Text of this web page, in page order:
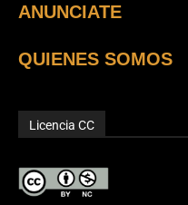
ANUNCIATE
QUIENES SOMOS
Licencia CC